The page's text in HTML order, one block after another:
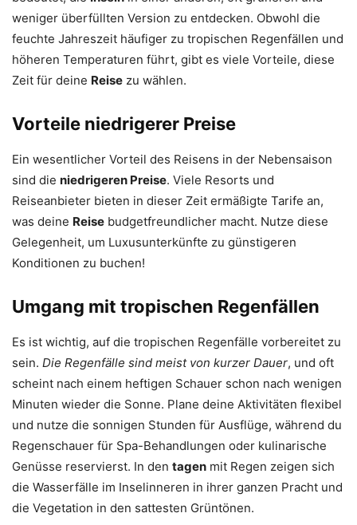
weniger überfüllten Version zu entdecken. Obwohl die
feuchte Jahreszeit häufiger zu tropischen Regenfällen und
höheren Temperaturen führt, gibt es viele Vorteile, diese
Zeit für deine Reise zu wählen.
Vorteile niedrigerer Preise
Ein wesentlicher Vorteil des Reisens in der Nebensaison
sind die niedrigeren Preise. Viele Resorts und
Reiseanbieter bieten in dieser Zeit ermäßigte Tarife an,
was deine Reise budgetfreundlicher macht. Nutze diese
Gelegenheit, um Luxusunterkünfte zu günstigeren
Konditionen zu buchen!
Umgang mit tropischen Regenfällen
Es ist wichtig, auf die tropischen Regenfälle vorbereitet zu
sein. Die Regenfälle sind meist von kurzer Dauer, und oft
scheint nach einem heftigen Schauer schon nach wenigen
Minuten wieder die Sonne. Plane deine Aktivitäten flexibel
und nutze die sonnigen Stunden für Ausflüge, während du
Regenschauer für Spa-Behandlungen oder kulinarische
Genüsse reservierst. In den tagen mit Regen zeigen sich
die Wasserfälle im Inselinneren in ihrer ganzen Pracht und
die Vegetation in den sattesten Grüntönen.